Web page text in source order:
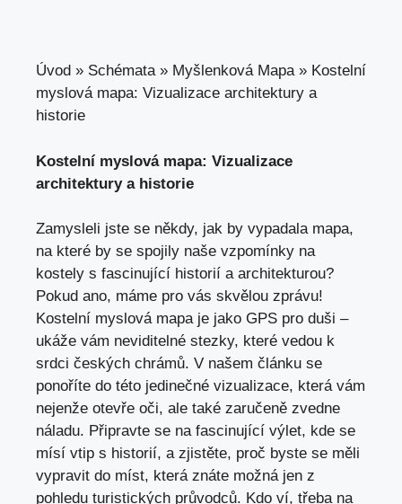
Úvod » Schémata» Myšlenková Mapa» Kostelní
myslová mapa: Vizualizace architektury a
historie
Kostelní myslová mapa: Vizualizace
architektury⁤ a historie
Zamysleli jste se někdy, jak ⁣by‍ vypadala mapa,
na které by​ se spojily naše vzpomínky na
kostely s fascinující historií a​ architekturou?‍
Pokud ano, máme pro ⁤vás skvělou ‌zprávu!
Kostelní‍ myslová mapa je jako GPS pro duši –
ukáže vám neviditelné stezky, ‍které vedou k
srdci českých ⁢chrámů. V našem‌ článku se
ponoříte‌ do této jedinečné​ vizualizace,‍ která vám
⁤nejenže ⁣otevře oči, ale také zaručeně zvedne
náladu. Připravte se ⁤na fascinující​ výlet, kde se
mísí vtip s historií, a​ zjistěte, proč ⁢byste se měli
vypravit do míst, ⁣která znáte možná jen z
pohledu ⁤turistických⁢ průvodců. Kdo ví, třeba na